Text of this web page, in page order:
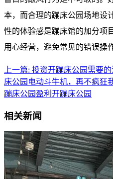
本，而合理的蹦床公园场地设
性的体验感是蹦床馆的加分项
用心经营，避免常见的错误操作
上一篇: 投资开蹦床公园需要
床公园电动斗牛机，再不疯狂
蹦床公园盈利 开蹦床公园
相关新闻